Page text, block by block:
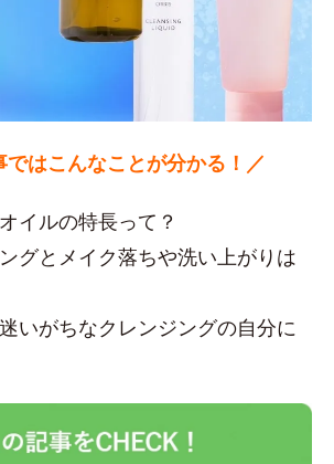
ではこんなことが分かる！／
イルの特長って？
グとメイク落ちや洗い上がりは
いがちなクレンジングの自分に